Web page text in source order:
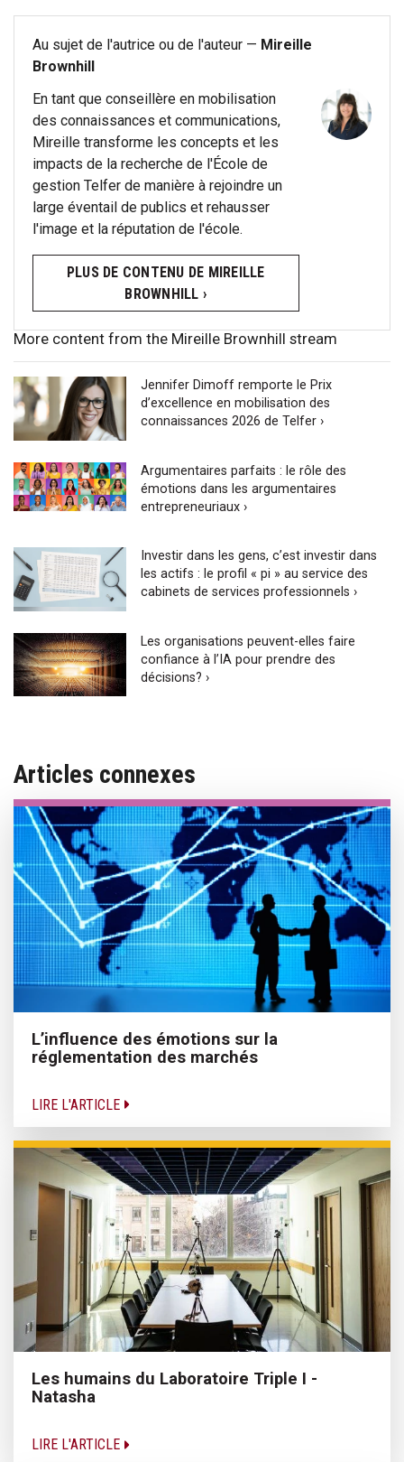
Au sujet de l'autrice ou de l'auteur — Mireille
Brownhill
En tant que conseillère en mobilisation
des connaissances et communications,
Mireille transforme les concepts et les
impacts de la recherche de l'École de
gestion Telfer de manière à rejoindre un
large éventail de publics et rehausser
l'image et la réputation de l'école.
PLUS DE CONTENU DE MIREILLE
BROWNHILL ›
More content from the Mireille Brownhill stream
Jennifer Dimoff remporte le Prix
d’excellence en mobilisation des
connaissances 2026 de Telfer ›
Argumentaires parfaits : le rôle des
émotions dans les argumentaires
entrepreneuriaux ›
Investir dans les gens, c’est investir dans
les actifs : le profil « pi » au service des
cabinets de services professionnels ›
Les organisations peuvent-elles faire
confiance à l’IA pour prendre des
décisions? ›
Articles connexes
L’influence des émotions sur la
réglementation des marchés
LIRE L'ARTICLE
Les humains du Laboratoire Triple I -
Natasha
LIRE L'ARTICLE